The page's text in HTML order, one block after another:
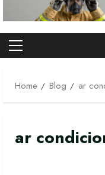
Primary
Home
Blog ar
ar